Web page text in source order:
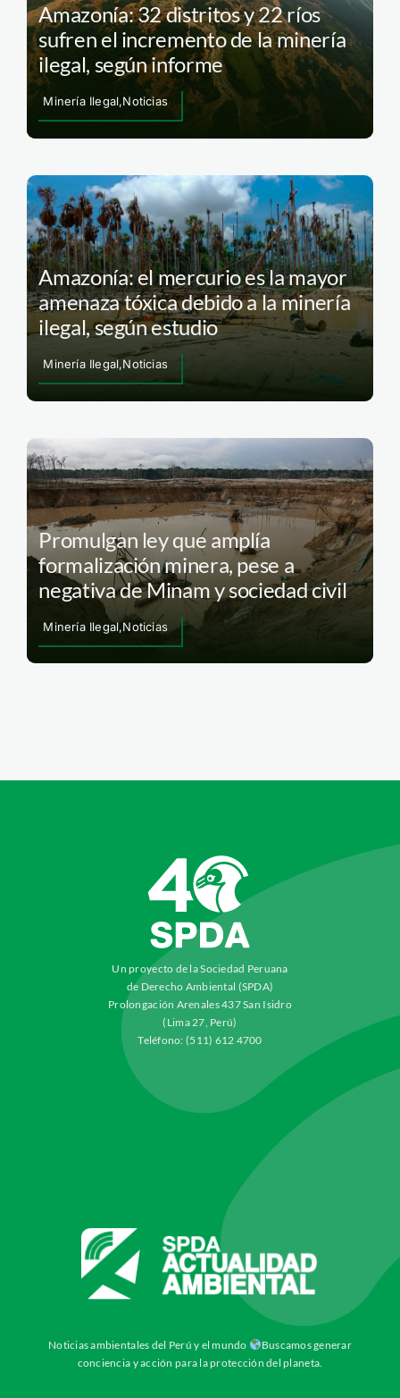
Amazonía: 32 distritos y 22 ríos
sufren el incremento de la minería
ilegal, según informe
Minería Ilegal,Noticias
Amazonía: el mercurio es la mayor
amenaza tóxica debido a la minería
ilegal, según estudio
Minería Ilegal,Noticias
Promulgan ley que amplía
formalización minera, pese a
negativa de Minam y sociedad civil
Minería Ilegal,Noticias
Un proyecto de la Sociedad Peruana
de Derecho Ambiental (SPDA)
Prolongación Arenales 437 San Isidro
(Lima 27, Perú)
Teléfono: (511) 612 4700
Noticias ambientales del Perú y el mundo
Buscamos generar
conciencia y acción para la protección del planeta.